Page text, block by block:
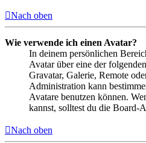
Nach oben
Wie verwende ich einen Avatar?
In deinem persönlichen
Avatar über eine der
Gravatar, Galerie, Remote
Administration kann
Avatare benutzen können.
kannst, solltest du die Board-
Nach oben